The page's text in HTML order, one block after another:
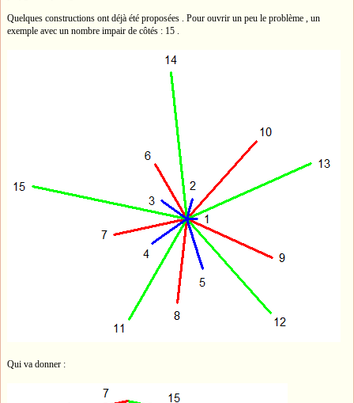
Quelques constructions ont déjà été proposées . Pour ouvrir un peu le problème , un
exemple avec un nombre impair de côtés : 15 .
Qui va donner :